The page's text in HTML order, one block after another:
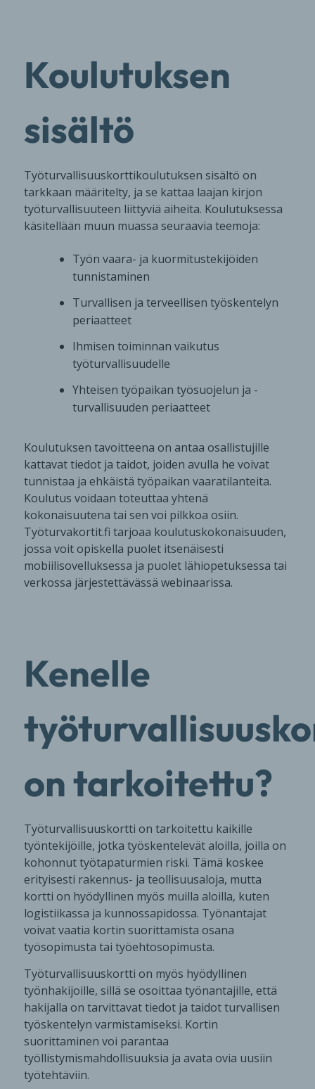
Koulutuksen
sisältö
Työturvallisuuskorttikoulutuksen sisältö on
tarkkaan määritelty, ja se kattaa laajan kirjon
työturvallisuuteen liittyviä aiheita. Koulutuksessa
käsitellään muun muassa seuraavia teemoja:
Työn vaara- ja kuormitustekijöiden
tunnistaminen
Turvallisen ja terveellisen työskentelyn
periaatteet
Ihmisen toiminnan vaikutus
työturvallisuudelle
Yhteisen työpaikan työsuojelun ja -
turvallisuuden periaatteet
Koulutuksen tavoitteena on antaa osallistujille
kattavat tiedot ja taidot, joiden avulla he voivat
tunnistaa ja ehkäistä työpaikan vaaratilanteita.
Koulutus voidaan toteuttaa yhtenä
kokonaisuutena tai sen voi pilkkoa osiin.
Työturvakortit.fi tarjoaa koulutuskokonaisuuden,
jossa voit opiskella puolet itsenäisesti
mobiilisovelluksessa ja puolet lähiopetuksessa tai
verkossa järjestettävässä webinaarissa.
Kenelle
on tarkoitettu?
Työturvallisuuskortti on tarkoitettu kaikille
työntekijöille, jotka työskentelevät aloilla, joilla on
kohonnut työtapaturmien riski. Tämä koskee
erityisesti rakennus- ja teollisuusaloja, mutta
kortti on hyödyllinen myös muilla aloilla, kuten
logistiikassa ja kunnossapidossa. Työnantajat
voivat vaatia kortin suorittamista osana
työsopimusta tai työehtosopimusta.
Työturvallisuuskortti on myös hyödyllinen
työnhakijoille, sillä se osoittaa työnantajille, että
hakijalla on tarvittavat tiedot ja taidot turvallisen
työskentelyn varmistamiseksi. Kortin
suorittaminen voi parantaa
työllistymismahdollisuuksia ja avata ovia uusiin
työtehtäviin.